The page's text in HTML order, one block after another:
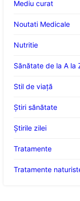
Mediu curat
Noutati Medicale
Nutritie
Sănătate de la A la
Stil de viaţă
Ştiri sănătate
Știrile zilei
Tratamente
Tratamente